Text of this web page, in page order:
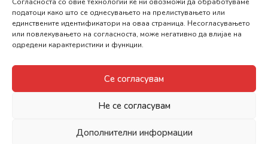
податоци како што се однесувањето на прелистувањето или
единствените идентификатори на оваа страница. Несогласувањето
или повлекувањето на согласноста, може негативно да влијае на
одредени карактеристики и функции.
Се согласувам
Не се согласувам
Дополнителни информации